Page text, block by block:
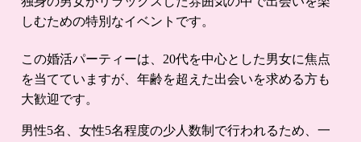
しむための特別なイベントです。
この婚活パーティーは、20代を中心とした男女に焦点
を当てていますが、年齢を超えた出会いを求める方も
大歓迎です。
男性5名、女性5名程度の少人数制で行われるため、一